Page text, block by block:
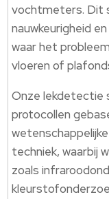
vochtmeters. Dit
nauwkeurigheid
waar het
vloeren of
Onze lekdetectie
protocollen
techniek, waarbij
zoals